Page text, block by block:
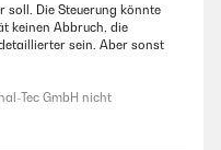
soll. Die Steuerung könnte
keinen Abbruch, die
sein. Aber sonst
Tec GmbH nicht